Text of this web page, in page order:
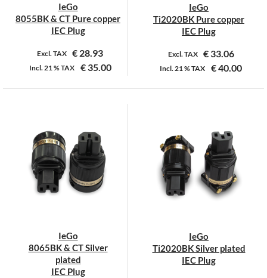
de
productpagina
IeGo
8055BK & CT Pure copper
IEC Plug
Excl. TAX € 28.93
Incl.21 %TAX €35.00
Dit
meerdere
variaties.
Deze
optie
kan
de
productpagina
IeGo
Ti2020BK Pure copper
IEC Plug
Excl. TAX €33.06
Incl.21 %TAX €40.00
IeGo
8065BK & CT Silver
plated
IEC Plug
IeGo
Ti2020BK Silver plated
IEC Plug